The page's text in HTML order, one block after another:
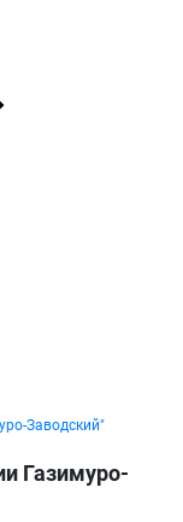
Заводский"
Газимуро-